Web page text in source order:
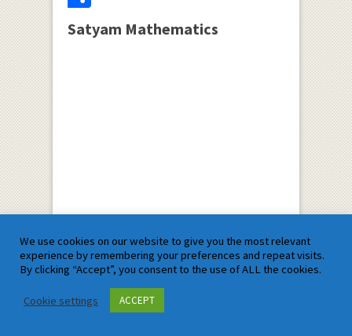
Satyam Mathematics
Complete Guides
Comprehensive Study Guide
We use cookies on our website to give you the most relevant
experience by remembering your preferences and repeat visits.
By clicking “Accept”, you consent to the use of ALL the cookies.
Cookie settings ACCEPT